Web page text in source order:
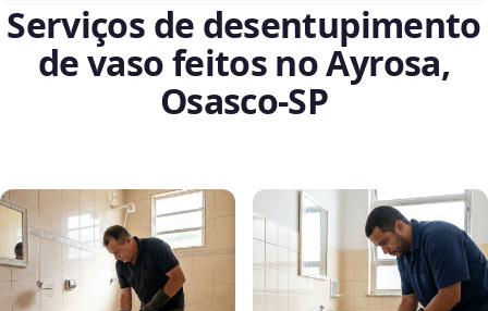
Serviços de desentupimento
de vaso feitos no Ayrosa,
Osasco‑SP